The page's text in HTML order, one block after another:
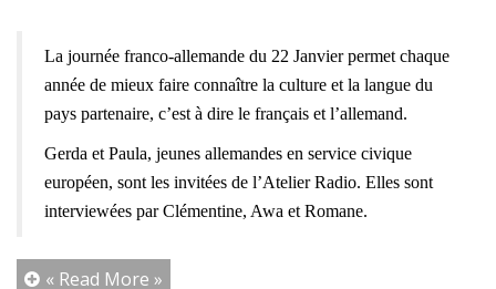
La journée franco-allemande du 22 Janvier permet chaque
année de mieux faire connaître la culture et la langue du
pays partenaire, c’est à dire le français et l’allemand.
Gerda et Paula, jeunes allemandes en service civique
européen, sont les invitées de l’Atelier Radio. Elles sont
interviewées par Clémentine, Awa et Romane.
« Read More »